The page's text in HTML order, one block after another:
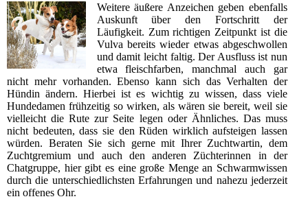
Weitere äußere Anzeichen geben ebenfalls
Auskunft über den Fortschritt der
Läufigkeit. Zum richtigen Zeitpunkt ist die
Vulva bereits wieder etwas abgeschwollen
und damit leicht faltig. Der Ausfluss ist nun
etwa fleischfarben, manchmal auch gar
nicht mehr vorhanden. Ebenso kann sich das Verhalten der
Hündin ändern. Hierbei ist es wichtig zu wissen, dass viele
Hundedamen frühzeitig so wirken, als wären sie bereit, weil sie
vielleicht die Rute zur Seite legen oder Ähnliches. Das muss
nicht bedeuten, dass sie den Rüden wirklich aufsteigen lassen
würden. Beraten Sie sich gerne mit Ihrer Zuchtwartin, dem
Zuchtgremium und auch den anderen Züchterinnen in der
Chatgruppe, hier gibt es eine große Menge an Schwarmwissen
durch die unterschiedlichsten Erfahrungen und nahezu jederzeit
ein offenes Ohr.